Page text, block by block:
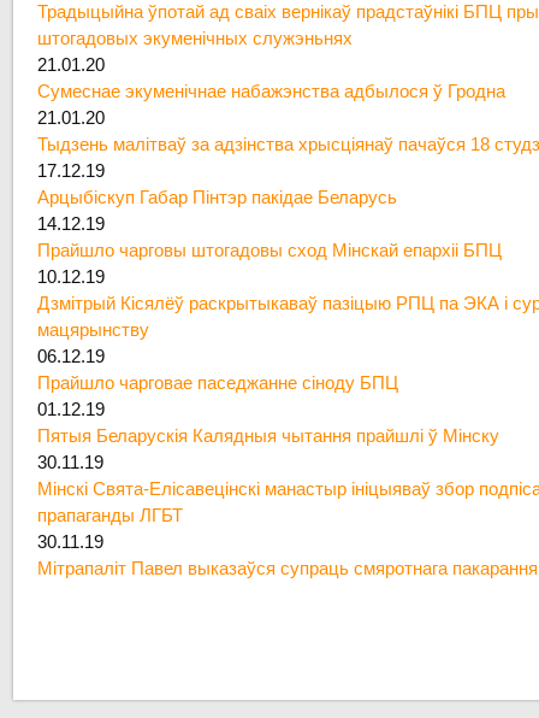
Традыцыйна ўпотай ад сваіх вернікаў прадстаўнікі БПЦ
штогадовых экуменічных служэньнях
21.01.20
Сумеснае экуменічнае набажэнства адбылося ў Гродна
21.01.20
Тыдзень малітваў за адзінства хрысціянаў пачаўся 18
17.12.19
Арцыбіскуп Габар Пінтэр пакідае Беларусь
14.12.19
Прайшло чарговы штогадовы сход Мінскай епархіі БПЦ
10.12.19
Дзмітрый Кісялёў раскрытыкаваў пазіцыю РПЦ па ЭКА і
мацярынству
06.12.19
Прайшло чарговае паседжанне сіноду БПЦ
01.12.19
Пятыя Беларускія Калядныя чытання прайшлі ў Мінску
30.11.19
Мінскі Свята-Елісавецінскі манастыр ініцыяваў збор
прапаганды ЛГБТ
30.11.19
Мітрапаліт Павел выказаўся супраць смяротнага пакарання